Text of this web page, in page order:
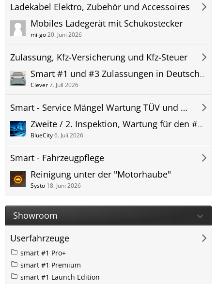
Ladekabel Elektro, Zubehör und Accessoires
Mobiles Ladegerät mit Schukostecker
mi-go20. Juni 2026
Zulassung, Kfz-Versicherung und Kfz-Steuer
Smart #1 und #3 Zulassungen in Deutschland, Statistik (gem. KBA)
Clever7. Juli 2026
Smart - Service Mängel Wartung TÜV und Garantie
Zweite / 2. Inspektion, Wartung für den #1 / #3: Erfahrung, Kosten, Umfang,...
BlueCity6. Juli 2026
Smart - Fahrzeugpflege
Reinigung unter der "Motorhaube"
Systo 18. Juni 2026
Showroom
Userfahrzeuge
smart #1 Pro+
smart #1 Premium
smart #1 Launch Edition